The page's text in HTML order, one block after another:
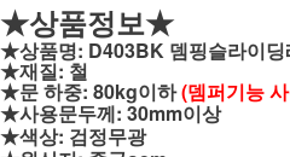
★상품정보★
★상품명: D403BK 뎀핑슬라이딩
★재질: 철
★문 하중: 80kg이하(뎀퍼기능
★사용문두께: 30mm이상
★색상: 검정무광